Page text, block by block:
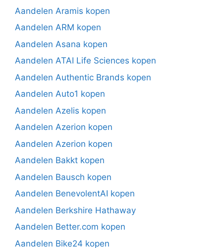
Aandelen Aramis kopen
Aandelen ARM kopen
Aandelen Asana kopen
Aandelen ATAI Life Sciences kopen
Aandelen Authentic Brands kopen
Aandelen Auto1 kopen
Aandelen Azelis kopen
Aandelen Azerion kopen
Aandelen Azerion kopen
Aandelen Bakkt kopen
Aandelen Bausch kopen
Aandelen BenevolentAI kopen
Aandelen Berkshire Hathaway
Aandelen Better.com kopen
Aandelen Bike24 kopen